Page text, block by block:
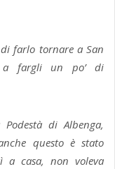
farlo tornare a San
a fargli un po’ di
di Albenga,
questo è stato
casa, non voleva